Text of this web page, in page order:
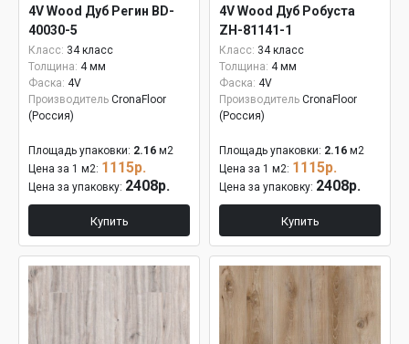
4V Wood Дуб Регин BD-
40030-5
Класс: 34 класс
Толщина: 4 мм
Фаска: 4V
Производитель CronaFloor
(Россия)
Площадь упаковки: 2.16 м2
Цена за 1 м2: 1115р.
Цена за упаковку: 2408р.
Купить
4V Wood Дуб Робуста
ZH-81141-1
Класс: 34 класс
Толщина: 4 мм
Фаска: 4V
Производитель CronaFloor
(Россия)
Площадь упаковки: 2.16 м2
Цена за 1 м2: 1115р.
Цена за упаковку: 2408р.
Купить